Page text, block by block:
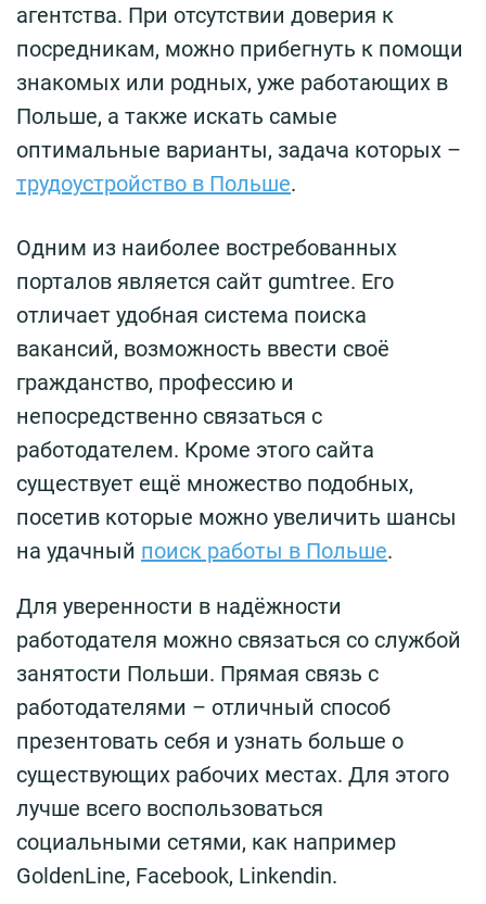
агентства. При отсутствии доверия к
посредникам, можно прибегнуть к помощи
знакомых или родных, уже работающих в
Польше, а также искать самые
оптимальные варианты, задача которых –
трудоустройство в Польше.
Одним из наиболее востребованных
порталов является сайт gumtree. Его
отличает удобная система поиска
вакансий, возможность ввести своё
гражданство, профессию и
непосредственно связаться с
работодателем. Кроме этого сайта
существует ещё множество подобных,
посетив которые можно увеличить шансы
на удачный поиск работы в Польше.
Для уверенности в надёжности
работодателя можно связаться со службой
занятости Польши. Прямая связь с
работодателями – отличный способ
презентовать себя и узнать больше о
существующих рабочих местах. Для этого
лучше всего воспользоваться
социальными сетями, как например
GoldenLine, Facebook, Linkendin.